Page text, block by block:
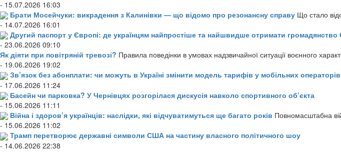
- 15.07.2026 16:03
Брати Мосейчуки: викрадення з Калинівки — що відомо про резонансну справу Що стало
- 14.07.2026 16:01
Другий паспорт у Європі: де українцям найпростіше та найшвидше отримати громадянство
- 23.06.2026 09:10
Як діяти при повітряній тревозі? Правила поведінки в умовах надзвичайної ситуації воєнного
- 19.06.2026 19:02
Зв’язок без абонплати: чи можуть в Україні змінити модель тарифів у мобільних
- 17.06.2026 11:24
Басейн чи парковка? У Чернівцях розгорілася дискусія навколо спортивного об’єкта
- 15.06.2026 11:11
Війна і здоров’я українців: наслідки, які відчуватимуться ще багато років Повномасштабна
- 15.06.2026 11:02
Трамп перетворює державні символи США на частину власного політичного шоу
- 14.06.2026 22:38